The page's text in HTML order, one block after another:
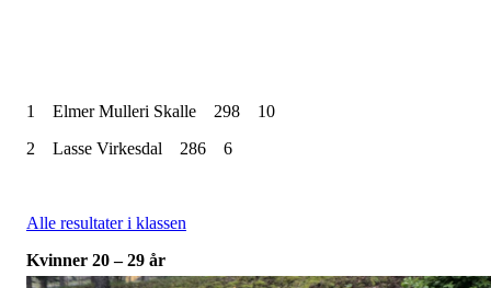
1 Elmer Mulleri Skalle 298
10
2
Lasse Virkesdal 286 6
Alle resultater i klassen
Kvinner 20 – 29 år